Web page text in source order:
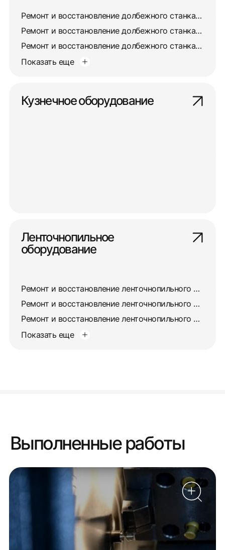
Ремонт и восстановление долбежного станка 7403
Ремонт и восстановление долбежного станка 7405
Ремонт и восстановление долбежного станка 7417
Показать еще
Кузнечное оборудование
Ленточнопильное
оборудование
Ремонт и восстановление ленточнопильного станка 8725
Ремонт и восстановление ленточнопильного станка 872А
Ремонт и восстановление ленточнопильного станка 872М
Показать еще
Выполненные работы